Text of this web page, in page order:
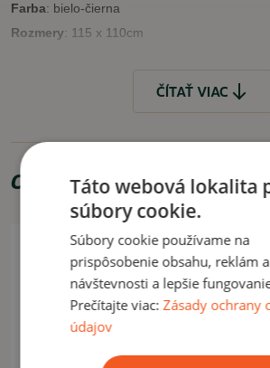
Farba: bielo-čierna
Rozmery: 115 x 110cm
VYUŽITIE
Bežné nosenie.
Prať len v rukách!
ČÍTAŤ MENEJ
ČÍTAŤ VIAC
Odporúčame zakúpiť
Táto webová lokalita
súbory cookie.
Súbory cookie používame na
prispôsobenie obsahu, reklám
návštevnosti a lepšie
Prečítajte viac:Zásady ochrany
údajov